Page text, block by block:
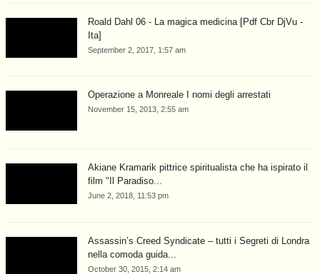
Roald Dahl 06 - La magica medicina [Pdf Cbr DjVu -
Ita]
September 2, 2017, 1:57 am
Operazione a Monreale I nomi degli arrestati
November 15, 2013, 2:55 am
Akiane Kramarik pittrice spiritualista che ha ispirato il
film "Il Paradiso...
June 2, 2018, 11:53 pm
Assassin’s Creed Syndicate – tutti i Segreti di Londra
nella comoda guida...
October 30, 2015, 2:14 am